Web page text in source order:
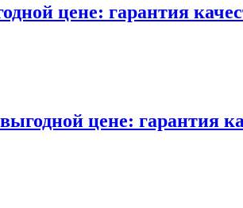
цене: гарантия
цене: гарантия